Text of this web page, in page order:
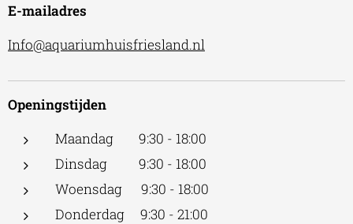
E-mailadres
Info@aquariumhuisfriesland.nl
Openingstijden
Maandag 9:30 - 18:00
Dinsdag 9:30 - 18:00
Woensdag 9:30 - 18:00
Donderdag 9:30 - 21:00